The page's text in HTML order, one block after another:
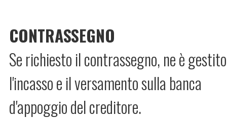
CONTRASSEGNO
Se richiesto il contrassegno, ne è gestito
l'incasso e il versamento sulla banca
d'appoggio del creditore.